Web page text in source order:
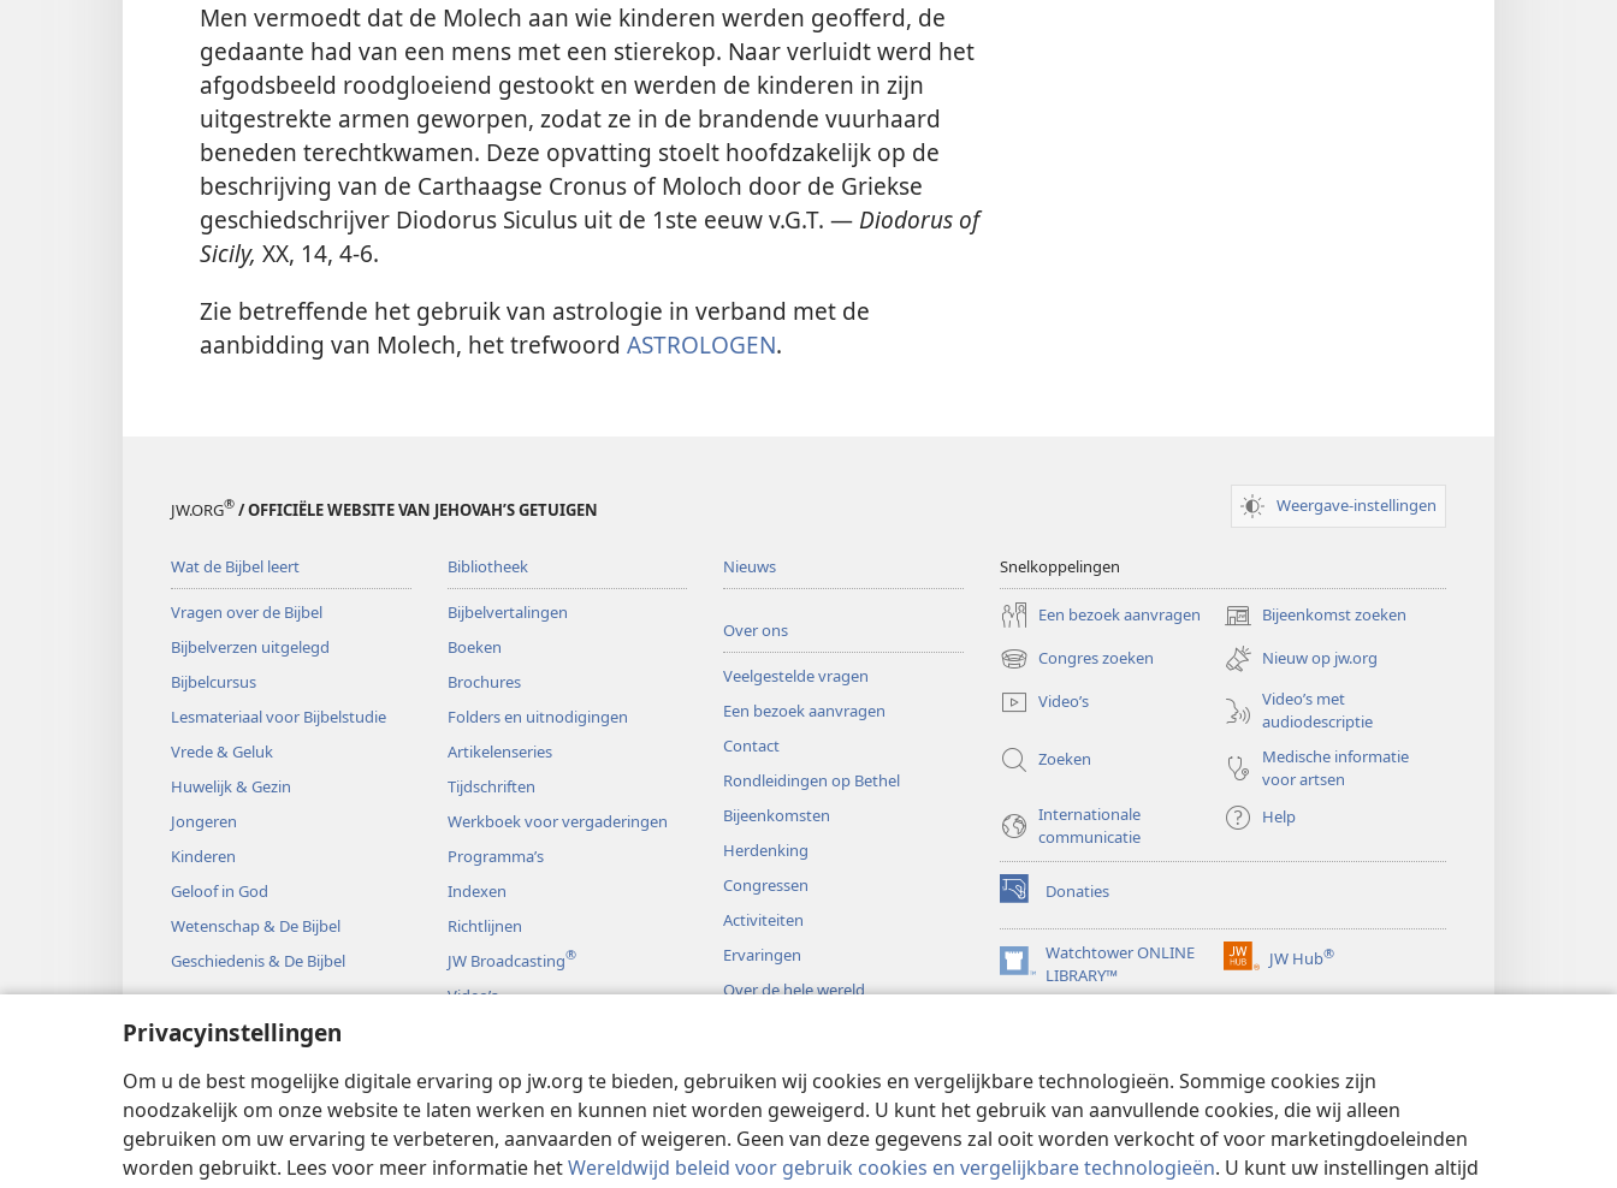
Privacyinstellingen
Om u de best mogelijke digitale ervaring op jw.org te bieden, gebruiken wij cookies en vergelijkbare technologieën. Sommige cookies zijn
noodzakelijk om onze website te laten werken en kunnen niet worden geweigerd. U kunt het gebruik van aanvullende cookies, die wij alleen
gebruiken om uw ervaring te verbeteren, aanvaarden of weigeren. Geen van deze gegevens zal ooit worden verkocht of voor marketingdoeleinden
worden gebruikt. Lees voor meer informatie hetWereldwijd beleid voor gebruik cookies en vergelijkbare technologieën. U kunt uw instellingen altijd
Men vermoedt dat de Molech aan wie kinderen werden geofferd, de
gedaante had van een mens met een stierekop. Naar verluidt werd het
afgodsbeeld roodgloeiend gestookt en werden de kinderen in zijn
uitgestrekte armen geworpen, zodat ze in de brandende vuurhaard
beneden terechtkwamen. Deze opvatting stoelt hoofdzakelijk op de
beschrijving van de Carthaagse Cronus of Moloch door de Griekse
geschiedschrijver Diodorus Siculus uit de 1ste eeuw v.G.T. —Diodorus of
Sicily, XX, 14, 4-6.
Zie betreffende het gebruik van astrologie in verband met de
aanbidding van Molech, het trefwoord ASTROLOGEN.
JW.ORG® / OFFICIËLE WEBSITE VAN JEHOVAH’S GETUIGEN Weergave-instellingen
Wat de Bijbel leert
Vragen over de Bijbel
Bijbelverzen uitgelegd
Bijbelcursus
Lesmateriaal voor Bijbelstudie
Vrede & Geluk
Huwelijk & Gezin
Jongeren
Kinderen
Geloof in God
Wetenschap & De Bijbel
Geschiedenis & De Bijbel
Bibliotheek
Bijbelvertalingen
Boeken
Brochures
Folders en uitnodigingen
Artikelenseries
Tijdschriften
Werkboek voor vergaderingen
Programma’s
Indexen
Richtlijnen
JW Broadcasting®
Video’s
Bijbelse hoorspelen
Nieuws
Over ons
Veelgestelde vragen
Een bezoek aanvragen
Contact
Rondleidingen op Bethel
Bijeenkomsten
Herdenking
Congressen
Activiteiten
Ervaringen
Over de hele wereld
Snelkoppelingen
Een bezoek aanvragen Bijeenkomst zoeken
(opent
nieuw
venster)
Congres zoeken
(opent
nieuw
venster)
Nieuw op jw.org
Video’s
Video’s met
audiodescriptie
Zoeken
Medische informatie
voor artsen
Internationale
communicatie
Help
Donaties
(opent
nieuw
venster)Watchtower ONLINE
LIBRARY™
(opent
nieuw
JW Hub®
(opent
nieuw